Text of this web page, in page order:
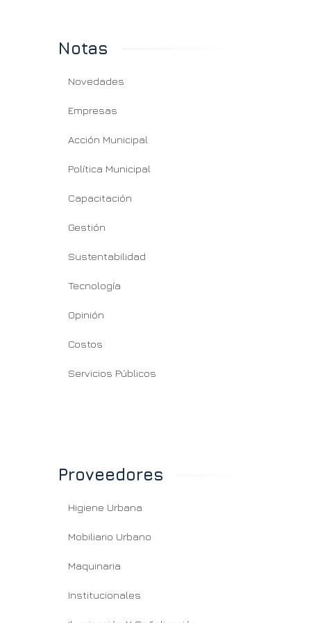
Notas
Novedades
Empresas
Acción Municipal
Política Municipal
Capacitación
Gestión
Sustentabilidad
Tecnología
Opinión
Costos
Servicios Públicos
Proveedores
Higiene Urbana
Mobiliario Urbano
Maquinaria
Institucionales